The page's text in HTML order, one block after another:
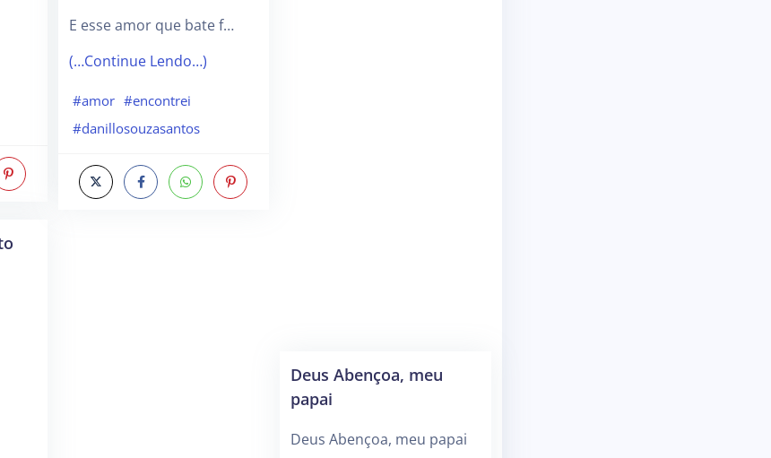
E esse amor que bate f…
(…Continue Lendo…)
#amor #encontrei
#danillosouzasantos
Deus Abençoa, meu
papai
Deus Abençoa, meu papai